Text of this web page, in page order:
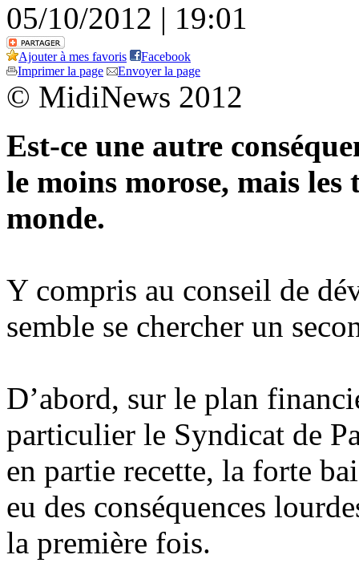
05/10/2012 | 19:01
Ajouter à mes favoris
Facebook
Imprimer la page
Envoyer la page
© MidiNews 2012
Est-ce une autre
le moins morose, mais
monde.
Y compris au conseil de
semble se chercher un
D’abord, sur le plan
particulier le Syndicat de
en partie recette, la forte
eu des conséquences
la première fois.